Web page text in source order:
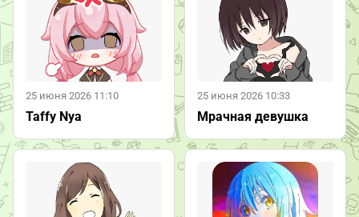
25 июня 2026 11:10
Taffy Nya
25 июня 2026 10:33
Мрачная девушка